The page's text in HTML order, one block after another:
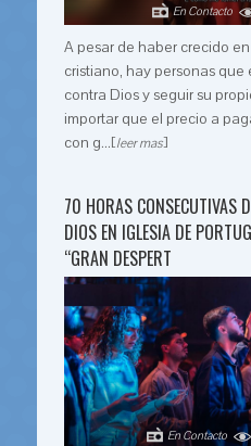
En Contacto
A pesar de haber crecido
cristiano, hay personas que
contra Dios y seguir su
importar que el precio a
con g...[leer mas]
70 HORAS CONSECUTIVAS
DIOS EN IGLESIA DE
“GRAN DESPERT
En Contacto